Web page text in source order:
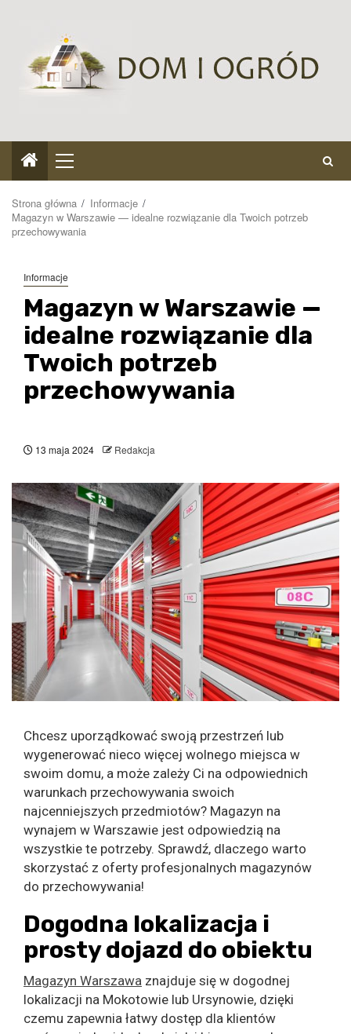
Menu
główne
Strona główna
Informacje
Magazyn w Warszawie — idealne rozwiązanie dla Twoich potrzeb
przechowywania
Informacje
Magazyn w Warszawie —
idealne rozwiązanie dla
Twoich potrzeb
przechowywania
13 maja 2024 Redakcja
Chcesz uporządkować swoją przestrzeń lub
wygenerować nieco więcej wolnego miejsca w
swoim domu, a może zależy Ci na odpowiednich
warunkach przechowywania swoich
najcenniejszych przedmiotów? Magazyn na
wynajem w Warszawie jest odpowiedzią na
wszystkie te potrzeby. Sprawdź, dlaczego warto
skorzystać z oferty profesjonalnych magazynów
do przechowywania!
Dogodna lokalizacja i
prosty dojazd do obiektu
Magazyn Warszawa znajduje się w dogodnej
lokalizacji na Mokotowie lub Ursynowie, dzięki
czemu zapewnia łatwy dostęp dla klientów